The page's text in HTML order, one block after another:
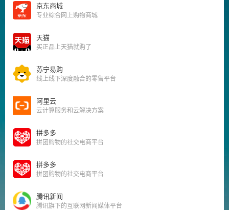
京东商城
专业综合网上购物商城
天猫
买正品上天猫就购了
苏宁易购
线上线下深度融合的零售平台
阿里云
云计算服务和云解决方案
拼多多
拼团购物的社交电商平台
拼多多
拼团购物的社交电商平台
腾讯新闻
腾讯旗下的互联网新闻媒体平台